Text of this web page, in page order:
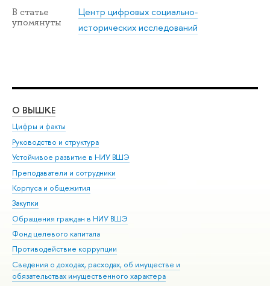
В статье
упомянуты
Центр цифровых социально-
исторических исследований
О ВЫШКЕ
Цифры и факты
Руководство и структура
Устойчивое развитие в НИУ ВШЭ
Преподаватели и сотрудники
Корпуса и общежития
Закупки
Обращения граждан в НИУ ВШЭ
Фонд целевого капитала
Противодействие коррупции
Сведения о доходах, расходах, об имуществе и
обязательствах имущественного характера